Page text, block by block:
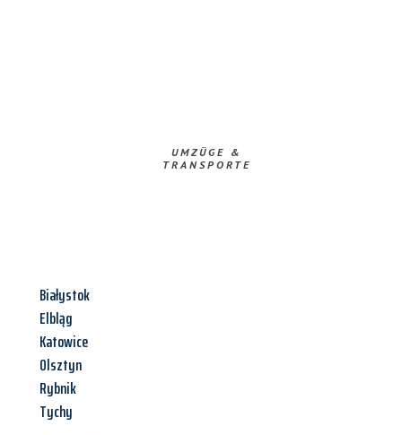
UMZÜGE &
TRANSPORTE
Białystok
Elbląg
Katowice
Olsztyn
Rybnik
Tychy